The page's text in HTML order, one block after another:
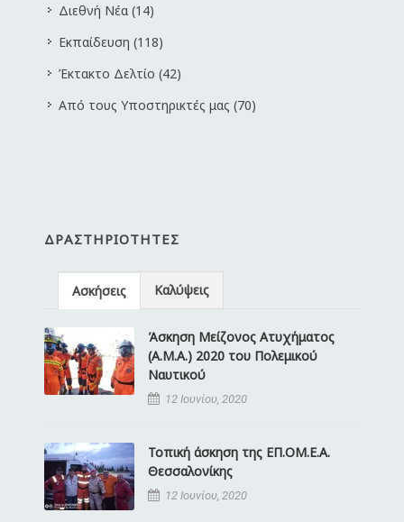
Διεθνή Νέα (14)
Εκπαίδευση (118)
Έκτακτο Δελτίο (42)
Από τους Υποστηρικτές μας (70)
ΔΡΑΣΤΗΡΙΌΤΗΤΕΣ
Ασκήσεις Καλύψεις
Άσκηση Μείζονος Ατυχήματος
(Α.Μ.Α.) 2020 του Πολεμικού
Ναυτικού
12 Ιουνίου, 2020
Τοπική άσκηση της ΕΠ.ΟΜ.Ε.Α.
Θεσσαλονίκης
12 Ιουνίου, 2020